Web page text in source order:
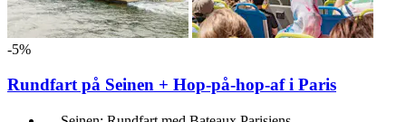
-5%
Rundfart på Seinen + Hop-på-hop-af i Paris